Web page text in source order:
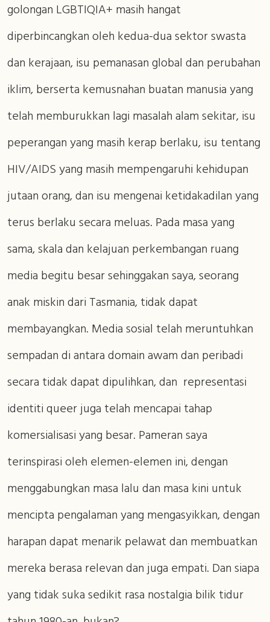
golongan LGBTIQIA+ masih hangat
diperbincangkan oleh kedua-dua sektor swasta
dan kerajaan, isu pemanasan global dan perubahan
iklim, berserta kemusnahan buatan manusia yang
telah memburukkan lagi masalah alam sekitar, isu
peperangan yang masih kerap berlaku, isu tentang
HIV/AIDS yang masih mempengaruhi kehidupan
jutaan orang, dan isu mengenai ketidakadilan yang
terus berlaku secara meluas. Pada masa yang
sama, skala dan kelajuan perkembangan ruang
media begitu besar sehinggakan saya, seorang
anak miskin dari Tasmania, tidak dapat
membayangkan. Media sosial telah meruntuhkan
sempadan di antara domain awam dan peribadi
secara tidak dapat dipulihkan, dan representasi
identiti queer juga telah mencapai tahap
komersialisasi yang besar. Pameran saya
terinspirasi oleh elemen-elemen ini, dengan
menggabungkan masa lalu dan masa kini untuk
mencipta pengalaman yang mengasyikkan, dengan
harapan dapat menarik pelawat dan membuatkan
mereka berasa relevan dan juga empati. Dan siapa
yang tidak suka sedikit rasa nostalgia bilik tidur